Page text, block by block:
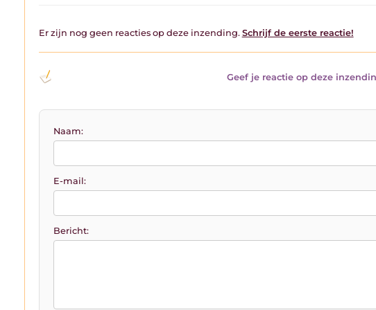
Er zijn nog geen reacties op deze inzending. Schrijf de eerste reactie!
Geef je reactie op deze
Naam:
E-mail:
Bericht: